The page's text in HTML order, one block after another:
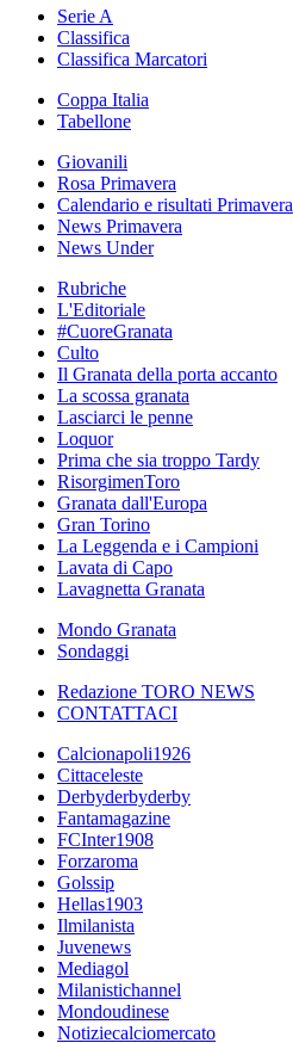
Serie A
Classifica
Classifica Marcatori
Coppa Italia
Tabellone
Giovanili
Rosa Primavera
Calendario e risultati Primavera
News Primavera
News Under
Rubriche
L'Editoriale
#CuoreGranata
Culto
Il Granata della porta accanto
La scossa granata
Lasciarci le penne
Loquor
Prima che sia troppo Tardy
RisorgimenToro
Granata dall'Europa
Gran Torino
La Leggenda e i Campioni
Lavata di Capo
Lavagnetta Granata
Mondo Granata
Sondaggi
Redazione TORO NEWS
CONTATTACI
Calcionapoli1926
Cittaceleste
Derbyderbyderby
Fantamagazine
FCInter1908
Forzaroma
Golssip
Hellas1903
Ilmilanista
Juvenews
Mediagol
Milanistichannel
Mondoudinese
Notiziecalciomercato